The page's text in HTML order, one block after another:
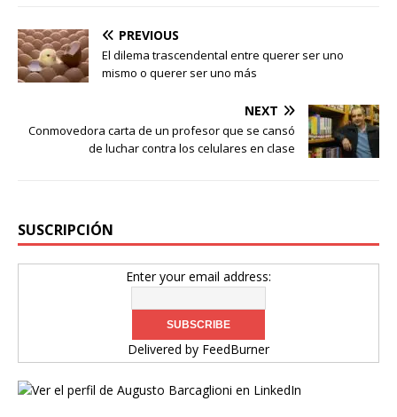
PREVIOUS
El dilema trascendental entre querer ser uno
mismo o querer ser uno más
NEXT
Conmovedora carta de un profesor que se cansó
de luchar contra los celulares en clase
SUSCRIPCIÓN
Enter your email address:
Delivered by FeedBurner